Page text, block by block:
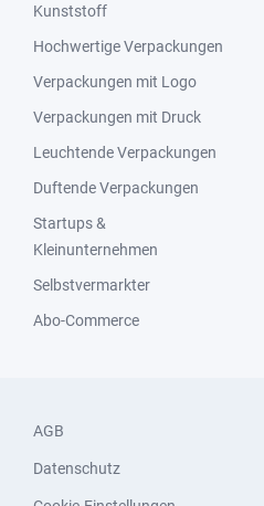
Kunststoff
Hochwertige Verpackungen
Verpackungen mit Logo
Verpackungen mit Druck
Leuchtende Verpackungen
Duftende Verpackungen
Startups &
Kleinunternehmen
Selbstvermarkter
Abo-Commerce
AGB
Datenschutz